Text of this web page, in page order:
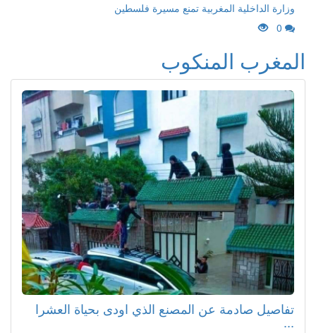
وزارة الداخلية المغربية تمنع مسيرة فلسطين
0
المغرب المنكوب
تفاصيل صادمة عن المصنع الذي اودى بحياة العشرا